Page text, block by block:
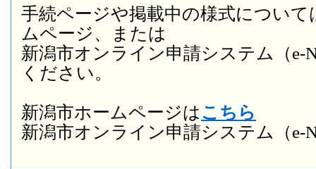
手続ページや掲載中の様式について
ムページ、または
新潟市オンライン申請システム（e-
ください。
新潟市ホームページは こちら
新潟市オンライン申請システム（e-